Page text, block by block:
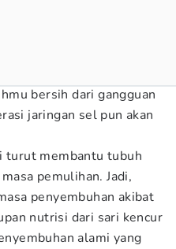
bersih dari gangguan
jaringan sel pun akan
turut membantu tubuh
pemulihan. Jadi,
penyembuhan akibat
nutrisi dari sari kencur
alami yang